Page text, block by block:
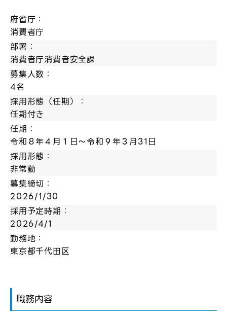
府省庁：
消費者庁
部署：
消費者庁消費者安全課
募集人数：
4名
採用形態（任期）：
任期付き
任期：
令和８年４月１日～令和９年３月31日
採用形態：
非常勤
募集締切：
2026/1/30
採用予定時期：
2026/4/1
勤務地：
東京都千代田区
職務内容